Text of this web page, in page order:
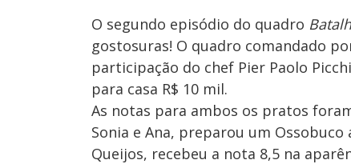
O segundo episódio do quadro
gostosuras! O quadro comandado
participação do chef Pier Paolo
para casa R$ 10 mil.
As notas para ambos os pratos
Sonia e Ana, preparou um
Queijos, recebeu a nota 8,5 na